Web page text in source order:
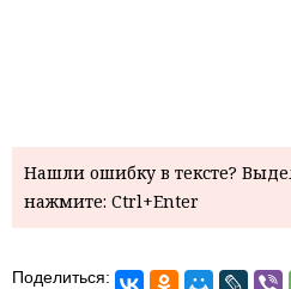
Нашли ошибку в тексте?
нажмите: Ctrl+Enter
Поделиться: